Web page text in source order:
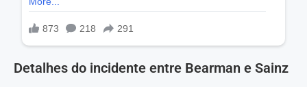
Detalhes do incidente entre Bearman e Sainz